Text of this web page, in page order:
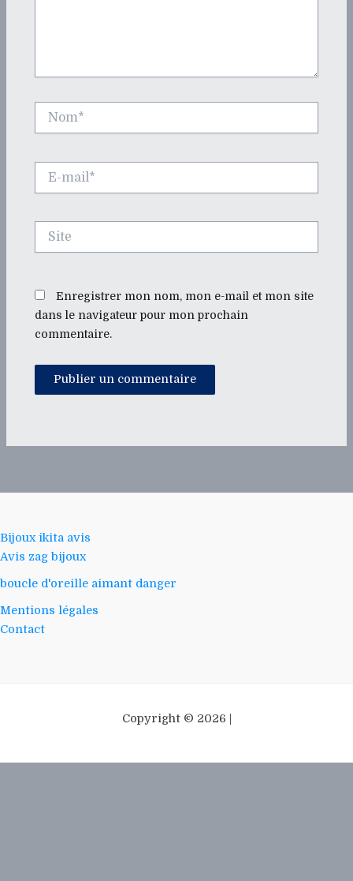
Nom*
mail*
Site
Enregistrer mon nom, mon e-mail et mon site
dans le navigateur pour mon prochain
commentaire.
Bijoux ikita avis
Avis zag bijoux
boucle d'oreille aimant danger
Mentions légales
Contact
Copyright © 2026 |